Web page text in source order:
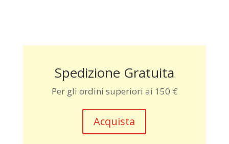
Spedizione Gratuita
Per gli ordini superiori ai 150 €
Acquista